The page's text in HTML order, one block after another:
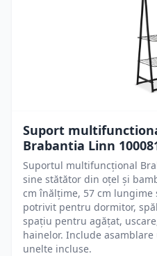
Suport
Brabantia Linn
Suportul multifuncțional
sine stătător din oțel și
cm înălțime, 57 cm lungime
potrivit pentru dormitor,
spațiu pentru agățat,
hainelor. Include
unelte incluse.